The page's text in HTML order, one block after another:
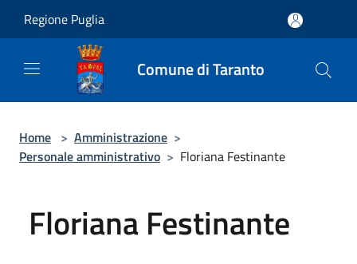
Regione Puglia
Comune di Taranto
Home > Amministrazione >
Personale amministrativo > Floriana Festinante
Floriana Festinante